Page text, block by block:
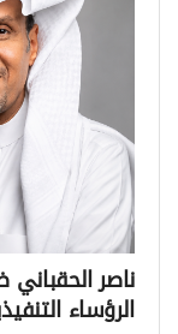
ناصر
الرؤساء